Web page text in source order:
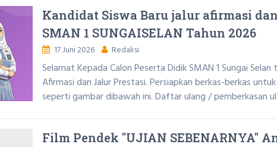
Kandidat Siswa Baru jalur afirmasi
SMAN 1 SUNGAISELAN Tahun 2026
17 Juni 2026 Redaksi
Selamat Kepada Calon Peserta Didik SMAN 1 Sungai Selan
Afirmasi dan Jalur Prestasi. Persiapkan berkas-berkas
seperti gambar dibawah ini. Daftar ulang / pemberkasan
Film Pendek "UJIAN SEBENARNYA"